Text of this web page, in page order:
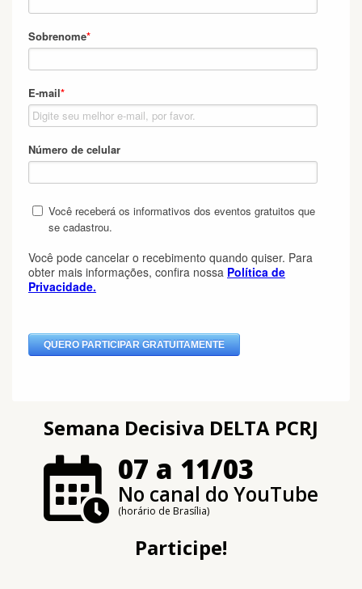
Semana Decisiva DELTA PCRJ
07 a 11/03
No canal do YouTube
(horário de Brasília)
Participe!